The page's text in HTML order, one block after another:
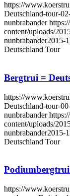
https://
Deutschland-tour-
nunbrabander
content/uploads/
nunbrabander2015-
Deutschland Tour
Bergtrui =
https://
Deutschland-tour-
nunbrabander
content/uploads/
nunbrabander2015-
Deutschland Tour
https://